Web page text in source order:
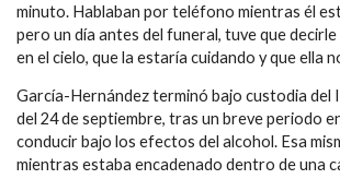
minuto. Hablaban por teléfono mientras él
pero un día antes del funeral, tuve que
en el cielo, que la estaría cuidando y que ella
García-Hernández terminó bajo custodia del
del 24 de septiembre, tras un breve periodo
conducir bajo los efectos del alcohol. Esa
mientras estaba encadenado dentro de una